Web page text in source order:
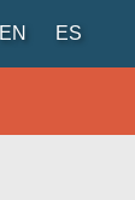
EN ES